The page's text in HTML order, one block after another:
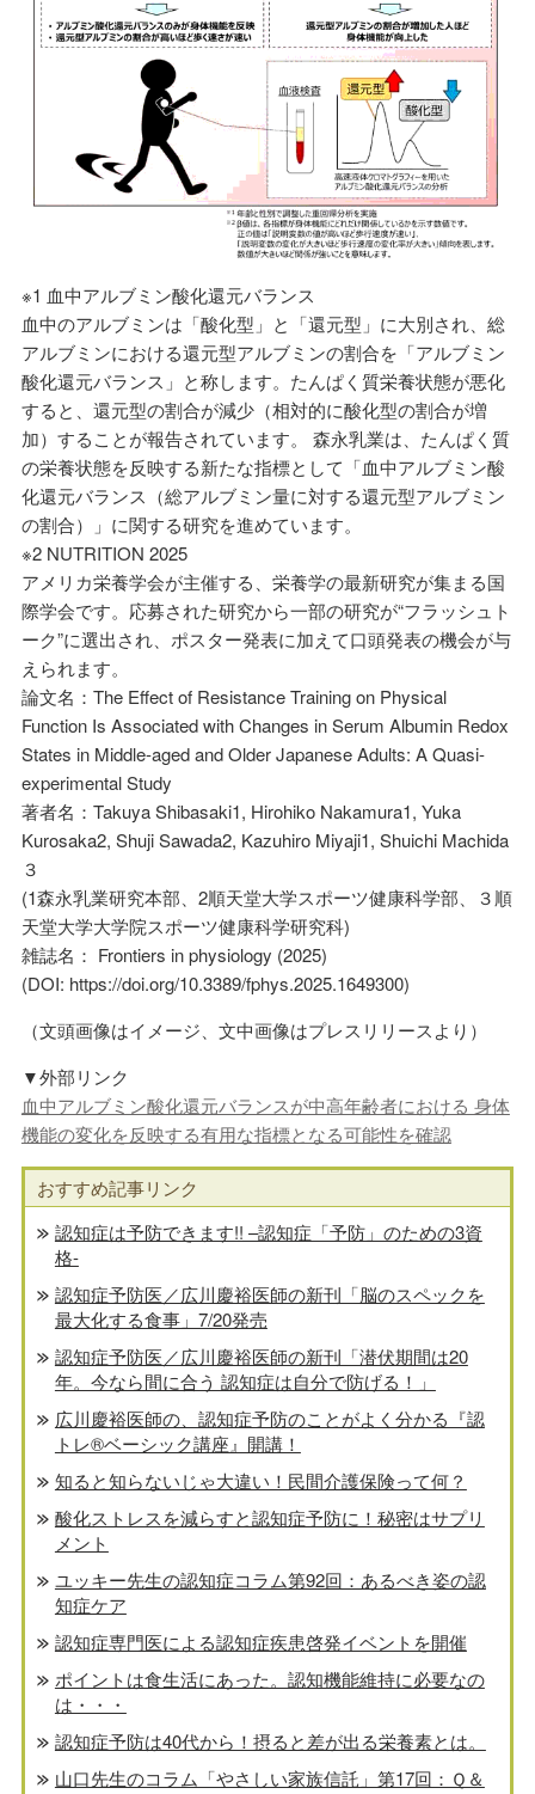
※1 血中アルブミン酸化還元バランス
血中のアルブミンは「酸化型」と「還元型」に大別され、総
アルブミンにおける還元型アルブミンの割合を「アルブミン
酸化還元バランス」と称します。たんぱく質栄養状態が悪化
すると、還元型の割合が減少（相対的に酸化型の割合が増
加）することが報告されています。 森永乳業は、たんぱく質
の栄養状態を反映する新たな指標として「血中アルブミン酸
化還元バランス（総アルブミン量に対する還元型アルブミン
の割合）」に関する研究を進めています。
※2 NUTRITION 2025
アメリカ栄養学会が主催する、栄養学の最新研究が集まる国
際学会です。応募された研究から一部の研究が“フラッシュト
ーク”に選出され、ポスター発表に加えて口頭発表の機会が与
えられます。
論文名：The Effect of Resistance Training on Physical
Function Is Associated with Changes in Serum Albumin Redox
States in Middle-aged and Older Japanese Adults: A Quasi-
experimental Study
著者名：Takuya Shibasaki1, Hirohiko Nakamura1, Yuka
Kurosaka2, Shuji Sawada2, Kazuhiro Miyaji1, Shuichi Machida
３
(1森永乳業研究本部、2順天堂大学スポーツ健康科学部、３順
天堂大学大学院スポーツ健康科学研究科)
雑誌名： Frontiers in physiology (2025)
(DOI: https://doi.org/10.3389/fphys.2025.1649300)
（文頭画像はイメージ、文中画像はプレスリリースより）
▼外部リンク
血中アルブミン酸化還元バランスが中高年齢者における 身体
機能の変化を反映する有用な指標となる可能性を確認
おすすめ記事リンク
認知症は予防できます!! –認知症「予防」のための3資
格-
認知症予防医／広川慶裕医師の新刊「脳のスペックを
最大化する食事」7/20発売
認知症予防医／広川慶裕医師の新刊「潜伏期間は20
年。今なら間に合う 認知症は自分で防げる！」
広川慶裕医師の、認知症予防のことがよく分かる『認
トレ®️ベーシック講座』開講！
知ると知らないじゃ大違い！民間介護保険って何？
酸化ストレスを減らすと認知症予防に！秘密はサプリ
メント
ユッキー先生の認知症コラム第92回：あるべき姿の認
知症ケア
認知症専門医による認知症疾患啓発イベントを開催
ポイントは食生活にあった。認知機能維持に必要なの
は・・・
認知症予防は40代から！摂ると差が出る栄養素とは。
山口先生のコラム「やさしい家族信託」第17回：Ｑ＆